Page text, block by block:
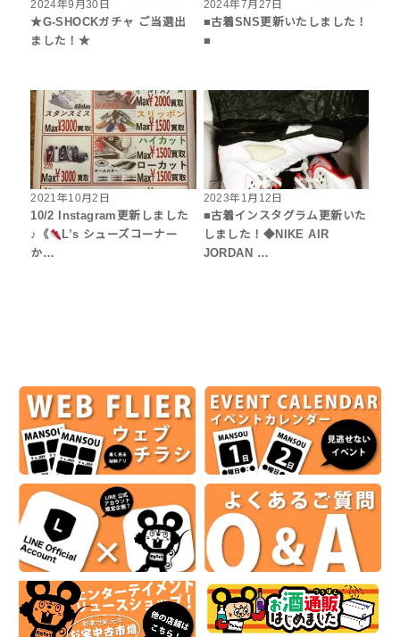
2024年9月30日
★G-SHOCKガチャ ご当選出
ました！★
2024年7月27日
■古着SNS更新いたしました！
■
2021年10月2日
10/2 Instagram更新しました
♪《
L’s シューズコーナー
か…
2023年1月12日
■古着インスタグラム更新いた
しました！◆NIKE AIR
JORDAN …